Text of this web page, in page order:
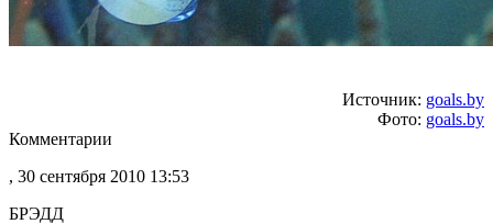
Источник: goals.by
Фото: goals.by
Комментарии
, 30 сентября 2010 13:53
БРЭДД